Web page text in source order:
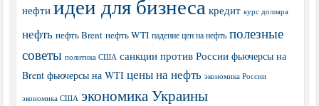
нефти идеи для бизнеса кредит курс доллара
нефть нефть Brent нефть WTI падение цен на нефть полезные
советы политика США санкции против России фьючерсы на
Brent фьючерсы на WTI цены на нефть экономика России
экономика США экономика Украины